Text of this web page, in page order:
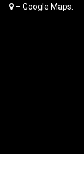
– Google Maps: